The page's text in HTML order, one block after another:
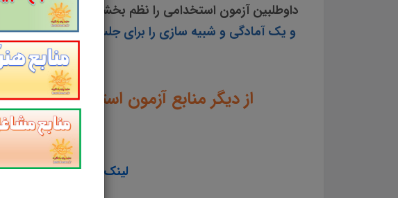
داوطلبین آزمون استخدامی را نظم بخشیده و منسجم می
و یک آمادگی و شبیه سازی را برای جلسه آزمون به همراه
جانبازان
از دیگر منابع آزمون استخدامی
لینک ورود به سایر منابع